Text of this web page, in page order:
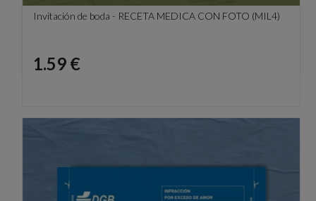
Invitación de boda - RECETA MEDICA CON FOTO (MIL4)
Precio
1.59 €